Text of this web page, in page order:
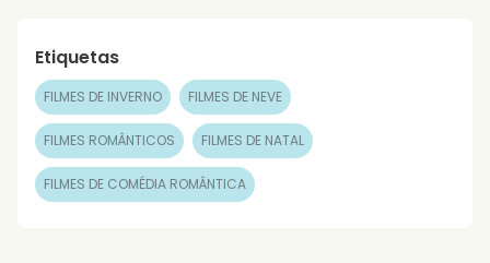
Etiquetas
FILMES DE INVERNO FILMES DE NEVE
FILMES ROMÂNTICOS FILMES DE NATAL
FILMES DE COMÉDIA ROMÂNTICA